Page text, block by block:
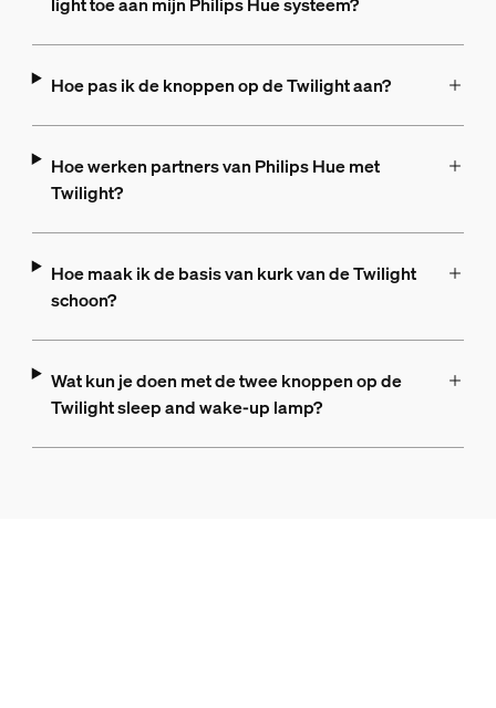
light toe aan mijn Philips Hue systeem?
Hoe pas ik de knoppen op de Twilight aan?
Hoe werken partners van Philips Hue met
Twilight?
Hoe maak ik de basis van kurk van de Twilight
schoon?
Wat kun je doen met de twee knoppen op de
Twilight sleep and wake-up lamp?